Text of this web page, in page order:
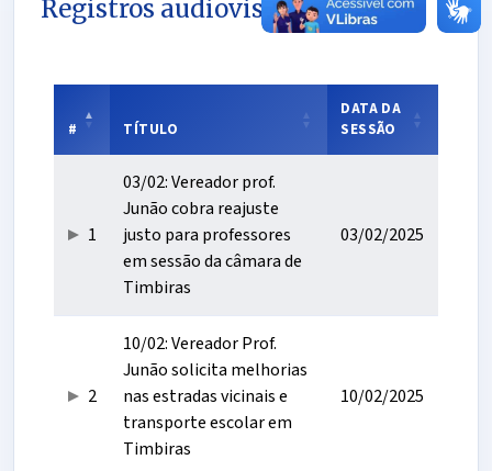
Registros audiovisuais
# TÍTULO
DATA DA
SESSÃO
1
03/02: Vereador prof.
Junão cobra reajuste
justo para professores
em sessão da câmara de
Timbiras
03/02/2025
2
10/02: Vereador Prof.
Junão solicita melhorias
nas estradas vicinais e
transporte escolar em
Timbiras
10/02/2025